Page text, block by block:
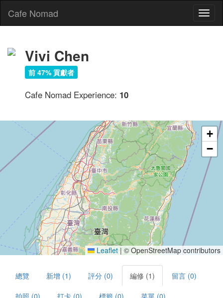
Cafe Nomad
Vivi Chen
前 47% 貢獻者
Cafe Nomad Experience: 10
+
−
Leaflet |© OpenStreetMap contributors
總覽 新增 (1) 評分 (0) 編修 (1) 留言 (0)
拍照 (0) 打卡 (0) 標籤 (0) 菜單 (0)